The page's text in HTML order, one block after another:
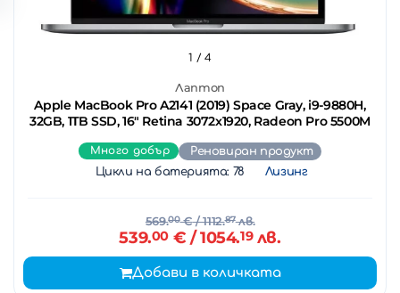
Лаптоп
Apple MacBook Pro A2141 (2019) Space Gray, i9-9880H,
32GB, 1TB SSD, 16" Retina 3072x1920, Radeon Pro 5500M
1 / 4
Много добър
Реновиран продукт
Цикли на батерията: 78
Лизинг
569.00€/ 1112.87лв.
539.00€ / 1054.19лв.
Добави в количката